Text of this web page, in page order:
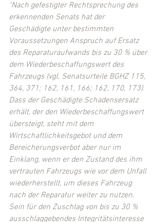
"Nach gefestigter Rechtsprechung des
erkennenden Senats hat der
Geschädigte unter bestimmten
Voraussetzungen Anspruch auf Ersatz
des Reparaturaufwands bis zu 30 % über
dem Wiederbeschaffungswert des
Fahrzeugs (vgl. Senatsurteile BGHZ 115,
364, 371; 162, 161, 166; 162, 170, 173).
Dass der Geschädigte Schadensersatz
erhält, der den Wiederbeschaffungswert
übersteigt, steht mit dem
Wirtschaftlichkeitsgebot und dem
Bereicherungsverbot aber nur im
Einklang, wenn er den Zustand des ihm
vertrauten Fahrzeugs wie vor dem Unfall
wiederherstellt, um dieses Fahrzeug
nach der Reparatur weiter zu nutzen.
Sein für den Zuschlag von bis zu 30 %
ausschlaggebendes Integritätsinteresse